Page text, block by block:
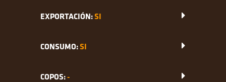
EXPORTACIÓN:SI
CONSUMO:SI
COPOS:-